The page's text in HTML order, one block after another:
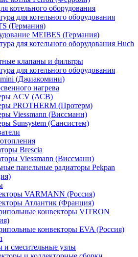
котельного оборудования
для котельного оборудования
(Германия)
MEIBES (Германия)
для котельного оборудования Huch
клапаны и фильтры
для котельного оборудования
(Джиакомини)
нагрева
ACV (АСВ)
PROTHERM (Протерм)
Viessmann (Виссманн)
Sunsystem (Сансистем)
Brescia
Viessmann (Виссманн)
панельные радиаторы Pekpan
VARMANN (Россия)
Атлантик (Франция)
конвекторы VITRON
конвекторы EVA (Россия)
и смесительные узлы